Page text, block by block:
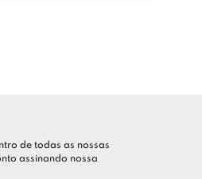
de todas as nossas
assinando nossa